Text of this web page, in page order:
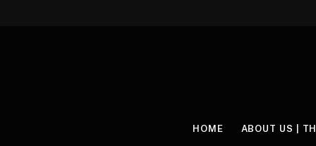
HOME ABOUT US |